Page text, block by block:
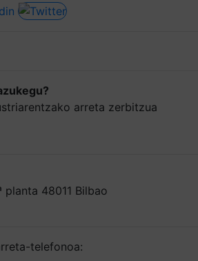
arreta zerbitzua
48011 Bilbao
telefonoa: